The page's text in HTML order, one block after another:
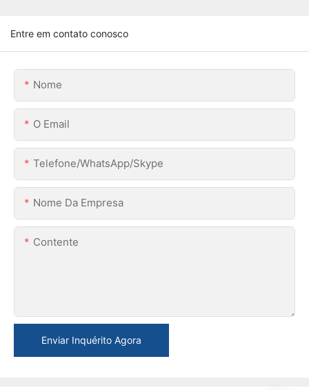
Entre em contato conosco
Nome
O Email
Telefone/WhatsApp/Skype
Nome Da Empresa
Contente
Enviar Inquérito Agora